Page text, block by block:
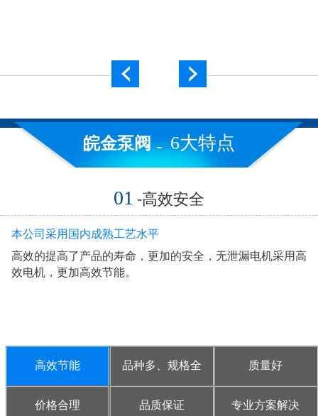
皖金泵阀 6大特点
01 -高效安全
本公司采用国内成熟工艺水平
高效的提高了产品的寿命，更加的安全，无泄漏电机采用高
效电机，更加高效节能。
高效节能 品种多、规格全 质量好
价格合理 品质保证 专业方案解决